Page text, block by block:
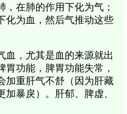
在肺的作用下化为气；
化为血，然后气推动这些
血，尤其是血的来源就出
功能，脾胃功能失常，
加重肝气不舒（因为肝藏
暴戾）。肝郁、脾虚、